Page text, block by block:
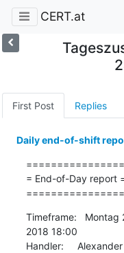
CERT.at
First Post Replies
Daily end-of-shift
= End-of-Day report
Timeframe:
2018 18:00
Handler: